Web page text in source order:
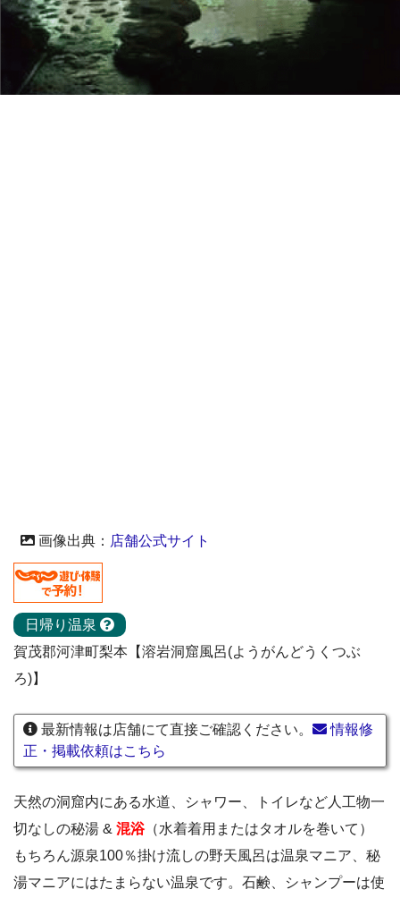
画像出典： 店舗公式サイト
日帰り温泉
賀茂郡河津町梨本【溶岩洞窟風呂(ようがんどうくつぶ
ろ)】
最新情報は店舗にて直接ご確認ください。
情報修
正・掲載依頼はこちら
天然の洞窟内にある水道、シャワー、トイレなど人工物一
切なしの秘湯 & 混浴 （水着着用またはタオルを巻いて）
もちろん源泉100％掛け流しの野天風呂は温泉マニア、秘
湯マニアにはたまらない温泉です。石鹸、シャンプーは使